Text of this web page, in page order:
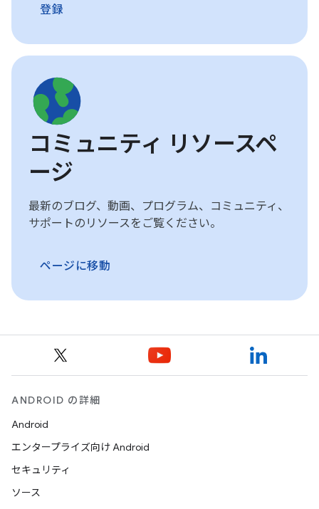
登録
コミュニティ リソースペ
ージ
最新のブログ、動画、プログラム、コミュニティ、
サポートのリソースをご覧ください。
ページに移動
ANDROID の詳細
Android
エンタープライズ向け Android
セキュリティ
ソース